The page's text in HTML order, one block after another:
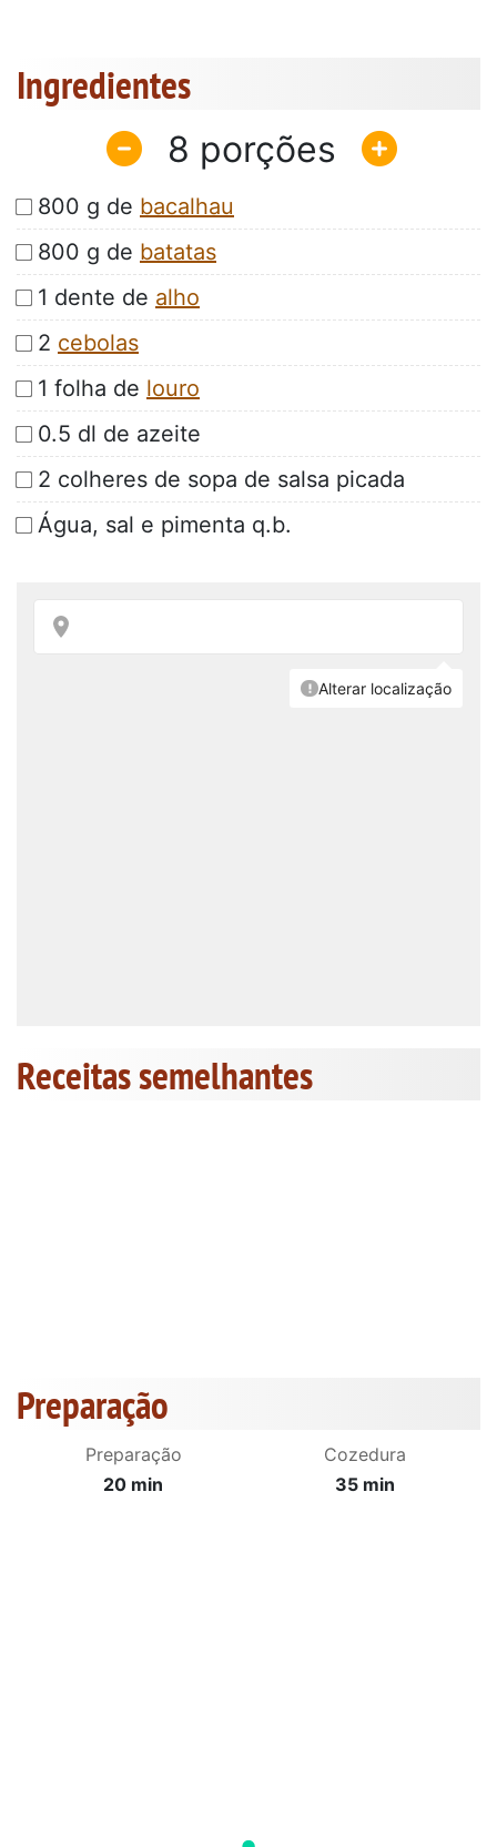
Ingredientes
8
800 g de bacalhau
800 g de batatas
1 dente de alho
2 cebolas
1 folha de louro
0.5 dl de azeite
2 colheres de sopa de salsa picada
Água, sal e pimenta q.b.
Receitas semelhantes
Preparação
Preparação
20 min
Cozedura
35 min